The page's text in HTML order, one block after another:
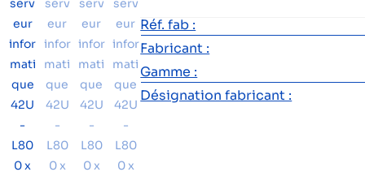
Réf. fab :
Fabricant :
Gamme :
Désignation fabricant :